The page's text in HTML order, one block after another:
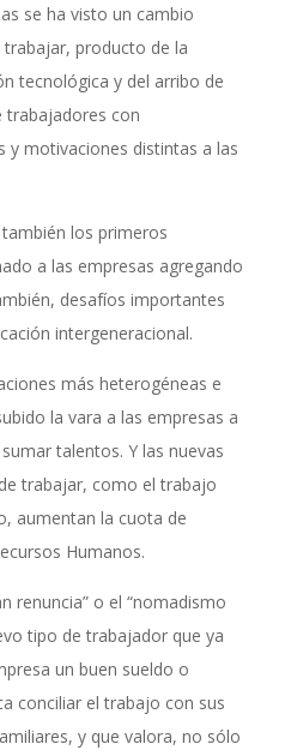
se ha visto un cambio
producto de la
tecnológica y del arribo de
trabajadores con
y motivaciones distintas a las
los primeros
a las empresas agregando
desafíos importantes
intergeneracional.
más heterogéneas e
la vara a las empresas a
talentos. Y las nuevas
trabajar, como el trabajo
aumentan la cuota de
Humanos.
renuncia” o el “nomadismo
tipo de trabajador que ya
un buen sueldo o
conciliar el trabajo con sus
y que valora, no sólo